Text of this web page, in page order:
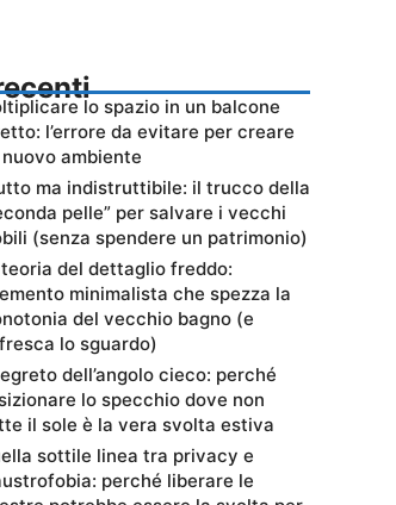
lo spazio in un balcone
l’errore da evitare per creare
nuovo ambiente
ma indistruttibile: il trucco della
pelle” per salvare i vecchi
(senza spendere un patrimonio)
teoria del dettaglio freddo:
minimalista che spezza la
del vecchio bagno (e
lo sguardo)
dell’angolo cieco: perché
lo specchio dove non
il sole è la vera svolta estiva
sottile linea tra privacy e
perché liberare le